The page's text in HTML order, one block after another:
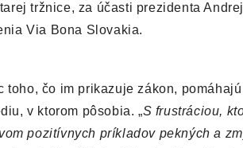
tržnice, za účasti prezidenta
Via Bona Slovakia.
čo im prikazuje zákon,
v ktorom pôsobia. „S frustráciou,
pozitívnych príkladov pekných a